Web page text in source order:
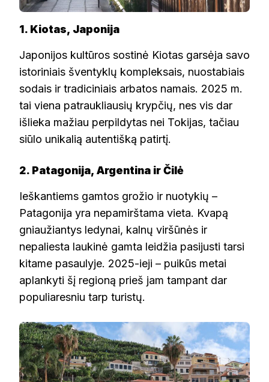
1. Kiotas, Japonija
Japonijos kultūros sostinė Kiotas garsėja savo
istoriniais šventyklų kompleksais, nuostabiais
sodais ir tradiciniais arbatos namais. 2025 m.
tai viena patraukliausių krypčių, nes vis dar
išlieka mažiau perpildytas nei Tokijas, tačiau
siūlo unikalią autentišką patirtį.
2. Patagonija, Argentina ir Čilė
Ieškantiems gamtos grožio ir nuotykių –
Patagonija yra nepamirštama vieta. Kvapą
gniaužiantys ledynai, kalnų viršūnės ir
nepaliesta laukinė gamta leidžia pasijusti tarsi
kitame pasaulyje. 2025-ieji – puikūs metai
aplankyti šį regioną prieš jam tampant dar
populiaresniu tarp turistų.